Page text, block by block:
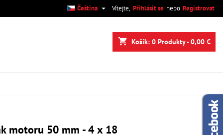
Vítejte, Přihlásit se nebo Registrovat
Čeština 
shopping_cart Košík: 0 Produkty - 0,00 €
motoru 50 mm - 4 x 18